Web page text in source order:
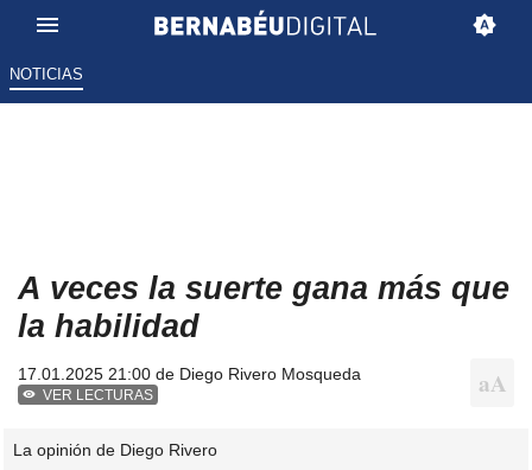
NOTICIAS
A veces la suerte gana más que
la habilidad
17.01.2025 21:00 de Diego Rivero Mosqueda
VER LECTURAS
La opinión de Diego Rivero